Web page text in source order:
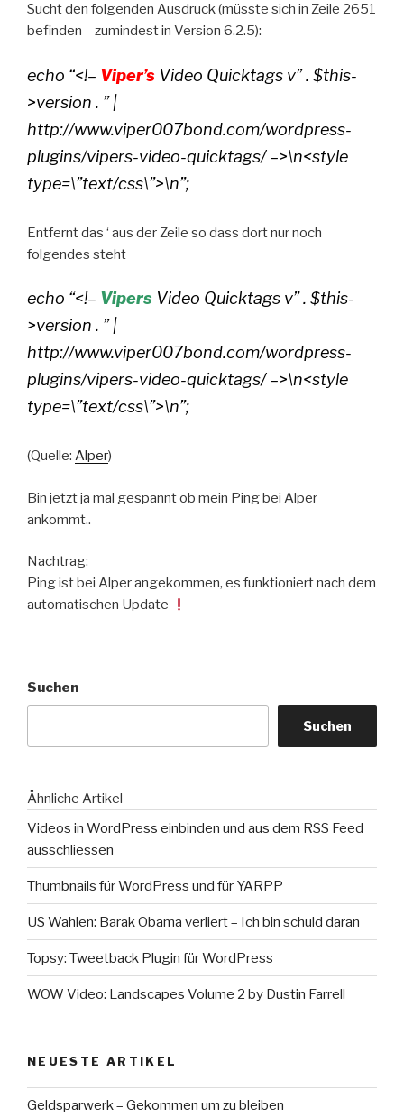
Sucht den folgenden Ausdruck (müsste sich in Zeile 2651
befinden – zumindest in Version 6.2.5):
echo “<!– Viper’s Video Quicktags v” . $this-
>version . ” |
http://www.viper007bond.com/wordpress-
plugins/vipers-video-quicktags/ –>\n<style
type=\”text/css\”>\n”;
Entfernt das ‘ aus der Zeile so dass dort nur noch
folgendes steht
echo “<!– Vipers Video Quicktags v” . $this-
>version . ” |
http://www.viper007bond.com/wordpress-
plugins/vipers-video-quicktags/ –>\n<style
type=\”text/css\”>\n”;
(Quelle: Alper)
Bin jetzt ja mal gespannt ob mein Ping bei Alper
ankommt..
Nachtrag:
Ping ist bei Alper angekommen, es funktioniert nach dem
automatischen Update
Suchen
Suchen
Ähnliche Artikel
Videos in WordPress einbinden und aus dem RSS Feed
ausschliessen
Thumbnails für WordPress und für YARPP
US Wahlen: Barak Obama verliert – Ich bin schuld daran
Topsy: Tweetback Plugin für WordPress
WOW Video: Landscapes Volume 2 by Dustin Farrell
NEUESTE ARTIKEL
Geldsparwerk – Gekommen um zu bleiben